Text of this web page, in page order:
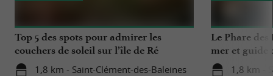
Top 5 des spots pour admirer les
couchers de soleil sur l’île de Ré
1,8 km - Saint-Clément-des-Baleines
Le Phare
mer et guide
1,8 km -